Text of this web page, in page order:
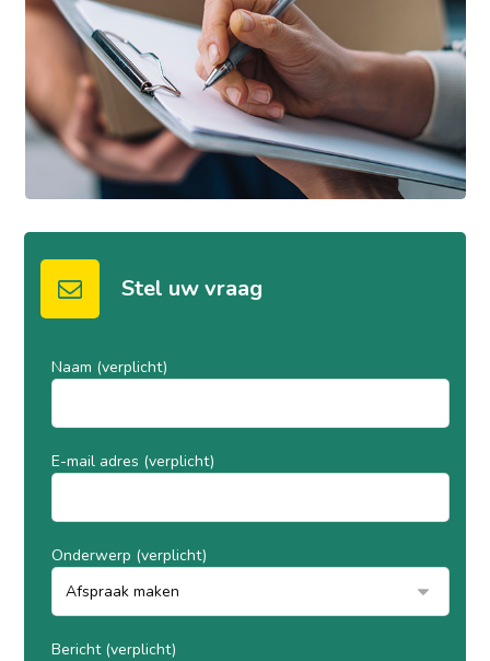
Stel uw vraag
Naam (verplicht)
E-mail adres (verplicht)
Onderwerp (verplicht)
Bericht (verplicht)